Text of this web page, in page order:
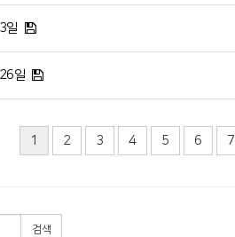
일
일
1 2 3 4 5 6 7
검색